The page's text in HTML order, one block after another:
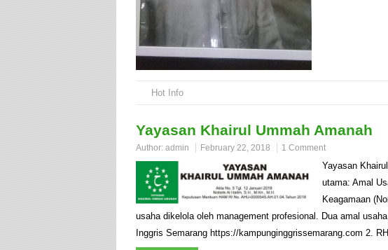
Hot Info
Yayasan Khairul Ummah Amanah
Author: admin February 22, 2018 1 Comment
Yayasan
utama: Amal
Keagamaan
usaha dikelola oleh management profesional. Dua amal
Inggris Semarang https://kampunginggrissemarang.com 2.